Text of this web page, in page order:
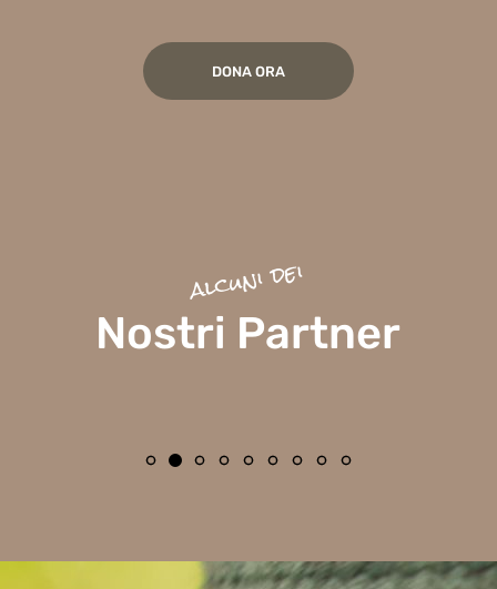
DONA ORA
alcuni dei
Nostri Partner